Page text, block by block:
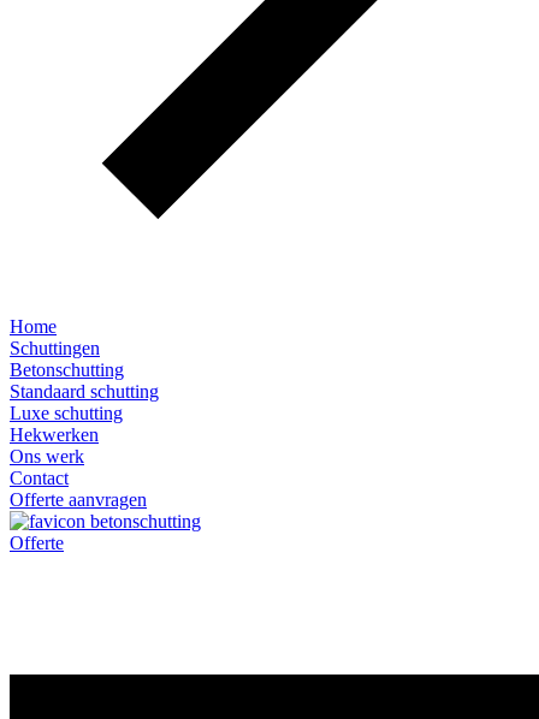
Home
Schuttingen
Betonschutting
Standaard schutting
Luxe schutting
Hekwerken
Ons werk
Contact
Offerte aanvragen
Offerte